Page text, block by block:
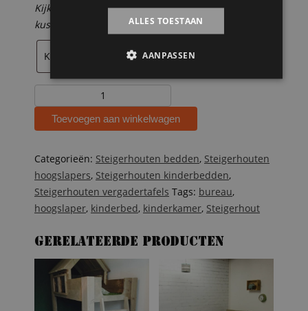
Kijk hiervoor bij producten-bedden-dekbedden en
kussens
hoogslaper
Celine
aantal
Toevoegen aan winkelwagen
Categorieën: Steigerhouten bedden, Steigerhouten
hoogslapers, Steigerhouten kinderbedden,
Steigerhouten vergadertafels Tags: bureau,
hoogslaper, kinderbed, kinderkamer, Steigerhout
Gerelateerde producten
ALLES TOESTAAN
AANPASSEN